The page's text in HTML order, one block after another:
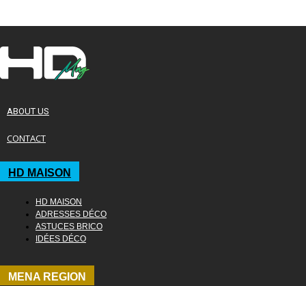
ABOUT US
CONTACT
HD MAISON
HD MAISON
ADRESSES DÉCO
ASTUCES BRICO
IDÉES DÉCO
MENA REGION